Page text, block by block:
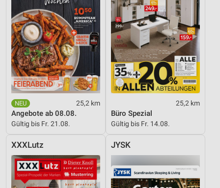
25,2 km
Angebote ab 08.08.
Gültig bis Fr. 21.08.
25,2 km
Büro Spezial
Gültig bis Fr. 14.08.
XXXLutz JYSK